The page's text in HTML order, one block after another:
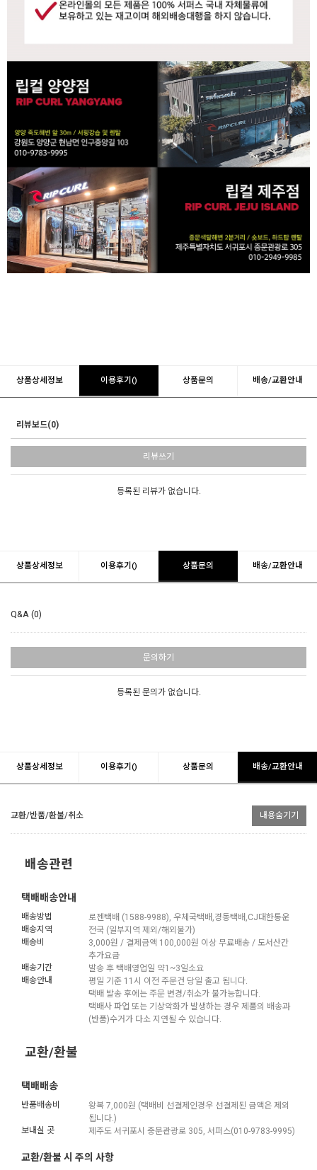
상품상세정보 이용후기() 상품문의 배송/교환안내
리뷰보드(0)
리뷰쓰기
등록된 리뷰가 없습니다.
상품상세정보 이용후기() 상품문의 배송/교환안내
Q&A (0)
문의하기
등록된 문의가 없습니다.
상품상세정보 이용후기() 상품문의 배송/교환안내
교환/반품/환불/취소 내용숨기기
배송관련
택배배송안내
배송방법
로젠택배 (1588-9988), 우체국택배,경동택배,CJ대한통운
배송지역
전국 (일부지역 제외/해외불가)
배송비
3,000원 / 결제금액 100,000원 이상 무료배송 / 도서산간
추가요금
배송기간
발송 후 택배영업일 약1~3일소요
배송안내
평일 기준 11시 이전 주문건 당일 출고 됩니다.
택배 발송 후에는 주문 변경/취소가 불가능합니다.
택배사 파업 또는 기상악화가 발생하는 경우 제품의 배송과
(반품)수거가 다소 지연될 수 있습니다.
교환/환불
택배배송
반품배송비
왕복 7,000원 (택배비 선결제인경우 선결제된 금액은 제외
됩니다.)
보내실 곳
제주도 서귀포시 중문관광로 305, 서퍼스(010-9783-9995)
교환/환불 시 주의 사항